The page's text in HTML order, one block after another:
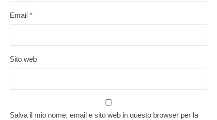
Email *
Sito web
Salva il mio nome, email e sito web in questo browser per la